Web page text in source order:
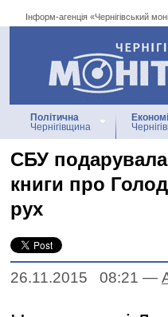
Інформ-агенція «Чернігівський
Інформ-агенція
«Чернігівський
Політична
Чернігівщина
СБУ подарувала
книги про
рух
26.11.2015 08:21 —